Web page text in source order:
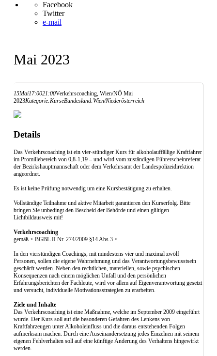
Facebook
Twitter
e-mail
Mai 2023
15Mai17:0021:00Verkehrscoaching, Wien/NÖ Mai
2023Kategorie:KurseBundesland:Wien/Niederösterreich
Details
Das Verkehrscoaching ist ein vier-stündiger Kurs für alkoholauffällige Kraftfahrer
im Promillebereich von 0,8-1,19 – und wird vom zuständigen Führerscheinreferat
der Bezirkshauptmannschaft oder dem Verkehrsamt der Landespolizeidirektion
angeordnet.
Es ist keine Prüfung notwendig um eine Kursbestätigung zu erhalten.
Vollständige Teilnahme und aktive Mitarbeit garantieren den Kurserfolg. Bitte
bringen Sie unbedingt den Bescheid der Behörde und einen gültigen
Lichtbildausweis mit!
Verkehrscoaching
gemäß > BGBL II Nr. 274/2009 §14 Abs.3 <
In den vierstündigen Coachings, mit mindestens vier und maximal zwölf
Personen, sollen die eigene Wahrnehmung und das Verantwortungsbewusstsein
geschärft werden. Neben den rechtlichen, materiellen, sowie psychischen
Konsequenzen nach einem möglichen Unfall und den persönlichen
Erfahrungsberichten der Fachleute, wird vor allem auf Eigenverantwortung gesetzt
und versucht, individuelle Motivationsstrategien zu erarbeiten.
Ziele und Inhalte
Das Verkehrscoaching ist eine Maßnahme, welche im September 2009 eingeführt
wurde. Der Kurs soll auf die besonderen Gefahren des Lenkens von
Kraftfahrzeugen unter Alkoholeinfluss und die daraus entstehenden Folgen
aufmerksam machen. Durch eine Auseinandersetzung jedes Einzelnen mit seinem
eigenen Fehlverhalten soll auf eine künftige Änderung des Verhaltens hingewirkt
werden.